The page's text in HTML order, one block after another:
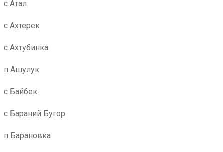
с Атал
с Ахтерек
с Ахтубинка
п Ашулук
с Байбек
с Бараний Бугор
п Барановка